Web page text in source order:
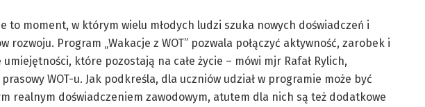
to moment, w którym wielu młodych ludzi szuka nowych doświadczeń i
rozwoju. Program „Wakacje z WOT” pozwala połączyć aktywność, zarobek i
które pozostają na całe życie – mówi mjr Rafał Rylich,
WOT-u. Jak podkreśla, dla uczniów udział w programie może być
realnym doświadczeniem zawodowym, atutem dla nich są też dodatkowe